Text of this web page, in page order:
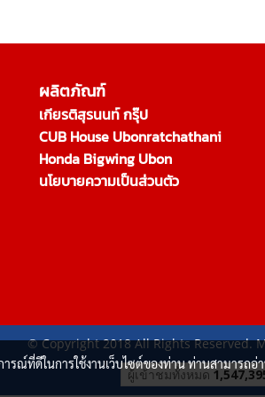
ผลิตภัณฑ์
เกียรติสุรนนท์ กรุ๊ป
CUB House Ubonratchathani
Honda Bigwing Ubon
นโยบายความเป็นส่วนตัว
© Copyright 2018 All Rights Reserved.
ผู้เข้าชมวันนี้
ณ์ที่ดีในการใช้งานเว็บไซต์ของท่าน ท่านสามารถอ่